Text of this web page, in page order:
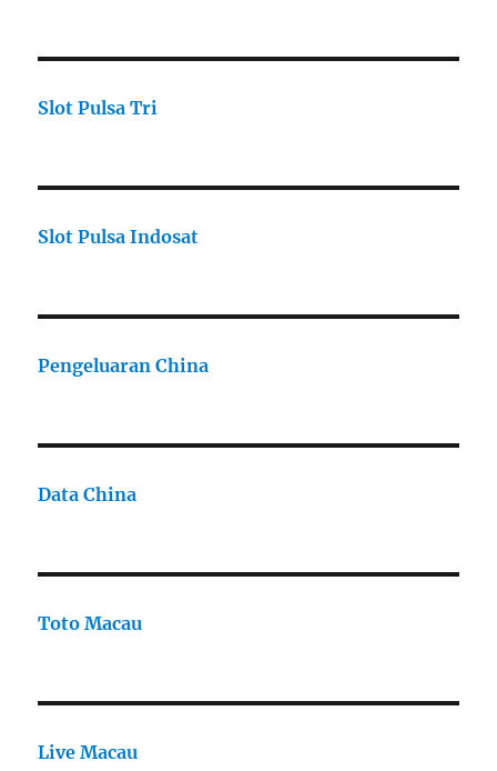
Slot Pulsa Tri
Slot Pulsa Indosat
Pengeluaran China
Data China
Toto Macau
Live Macau